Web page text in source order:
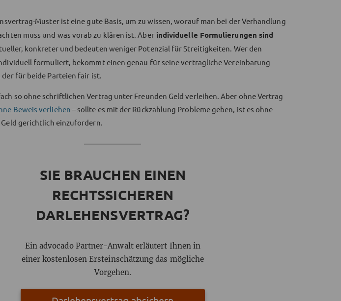
Muster ist eine gute Basis, um zu wissen, worauf man bei der Verhandlung
muss und was vorab zu klären ist. Aberindividuelle Formulierungen sind
konkreter und bedeuten weniger Potenzial für Streitigkeiten. Wer den
formuliert, bekommt einen genau für seine vertragliche Vereinbarung
der für beide Parteien fair ist.
so ohne schriftlichen Vertrag unter Freunden Geld verleihen. Aber ohne Vertrag
Beweis verliehen – sollte es mit der Rückzahlung Probleme geben, ist es ohne
Geld gerichtlich einzufordern.
SIE BRAUCHEN EINEN
RECHTSSICHEREN
DARLEHENSVERTRAG?
Ein advocado Partner-Anwalt erläutert Ihnen in
einer kostenlosen Ersteinschätzung das mögliche
Vorgehen.